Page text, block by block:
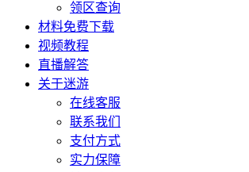
领区查询
材料免费下载
视频教程
直播解答
关于迷游
在线客服
联系我们
支付方式
实力保障